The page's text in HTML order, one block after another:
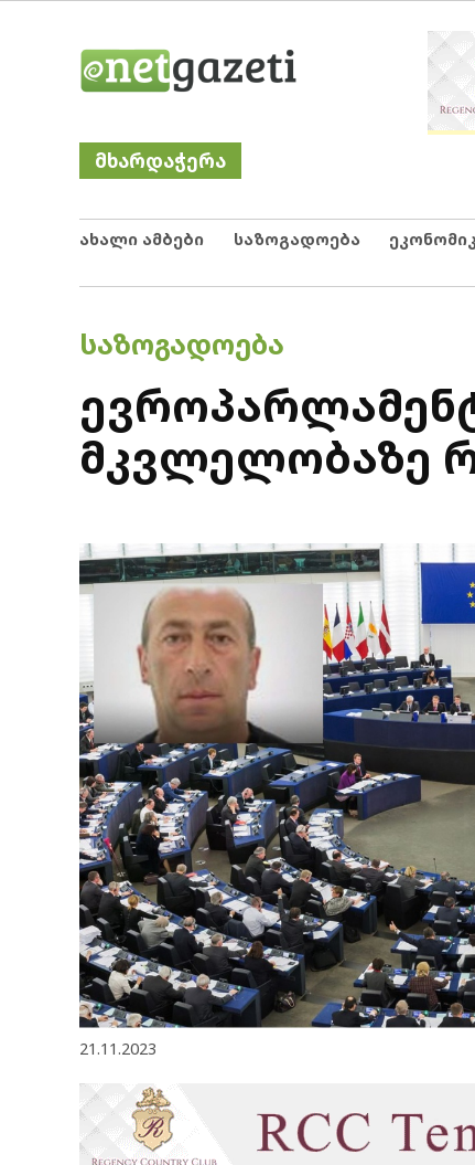
Netgazeti
მხარდაჭერა
ახალი ამბები საზოგადოება
POSTED
ᲡᲐᲖᲝᲒᲐᲓᲝᲔᲑᲐ
მკვლელობაზე
21.11.2023